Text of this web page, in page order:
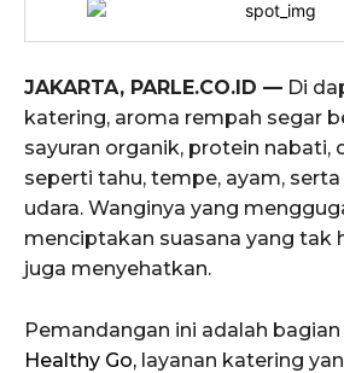
JAKARTA, PARLE.CO.ID — Di
katering, aroma rempah segar
sayuran organik, protein nabati,
seperti tahu, tempe, ayam,
udara. Wanginya yang
menciptakan suasana yang tak
juga menyehatkan.
Pemandangan ini adalah
Healthy Go, layanan katering